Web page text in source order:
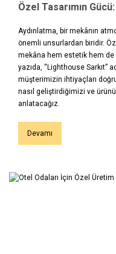
Aydınlatma, bir mekânın
önemli unsurlardan biridir.
mekâna hem estetik hem de
yazıda, “Lighthouse Sarkıt”
müşterimizin ihtiyaçları
nasıl geliştirdiğimizi ve
anlatacağız.
Devamı